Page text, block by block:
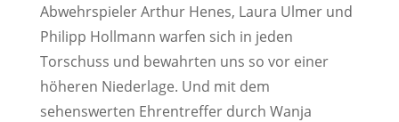
Abwehrspieler Arthur Henes, Laura Ulmer und
Philipp Hollmann warfen sich in jeden
Torschuss und bewahrten uns so vor einer
höheren Niederlage. Und mit dem
sehenswerten Ehrentreffer durch Wanja